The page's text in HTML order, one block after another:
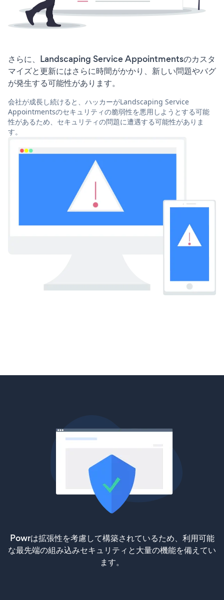
さらに、Landscaping Service Appointmentsのカスタ
マイズと更新にはさらに時間がかかり、新しい問題やバグ
が発生する可能性があります。
会社が成長し続けると、ハッカーがLandscaping Service
Appointmentsのセキュリティの脆弱性を悪用しようとする可能
性があるため、セキュリティの問題に遭遇する可能性がありま
す。
Powrは拡張性を考慮して構築されているため、利用可能
な最先端の組み込みセキュリティと大量の機能を備えてい
ます。